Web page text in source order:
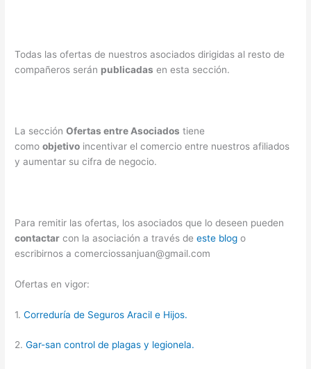
Todas las ofertas de nuestros asociados dirigidas al resto de
compañeros serán publicadas en esta sección.
La secciónOfertas entre Asociados tiene
comoobjetivo incentivar el comercio entre nuestros afiliados
y aumentar su cifra de negocio.
Para remitir las ofertas, los asociados que lo deseen pueden
contactar con la asociación a través deeste blog o
escribirnos a comerciossanjuan@gmail.com
Ofertas en vigor:
1.Correduría de Seguros Aracil e Hijos.
2.Gar-san control de plagas y legionela.